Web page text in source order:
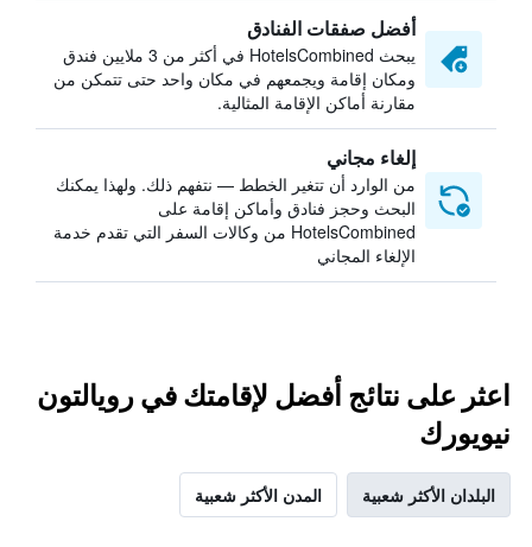
أفضل صفقات الفنادق
يبحث HotelsCombined في أكثر من 3 ملايين فندق
ومكان إقامة ويجمعهم في مكان واحد حتى تتمكن من
مقارنة أماكن الإقامة المثالية.
إلغاء مجاني
من الوارد أن تتغير الخطط — نتفهم ذلك. ولهذا يمكنك
البحث وحجز فنادق وأماكن إقامة على
HotelsCombined من وكالات السفر التي تقدم خدمة
الإلغاء المجاني
اعثر على نتائج أفضل لإقامتك في رويالتون
نيويورك
البلدان الأكثر شعبية المدن الأكثر شعبية